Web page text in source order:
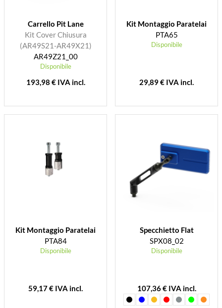
Carrello Pit Lane
Kit Cover Chiusura
(AR49S21-AR49X21)
AR49Z21_00
Disponibile
193,98 € IVA incl.
Kit Montaggio Paratelai
PTA65
Disponibile
29,89 € IVA incl.
Kit Montaggio Paratelai
PTA84
Disponibile
59,17 € IVA incl.
Specchietto Flat
SPX08_02
Disponibile
107,36 € IVA incl.